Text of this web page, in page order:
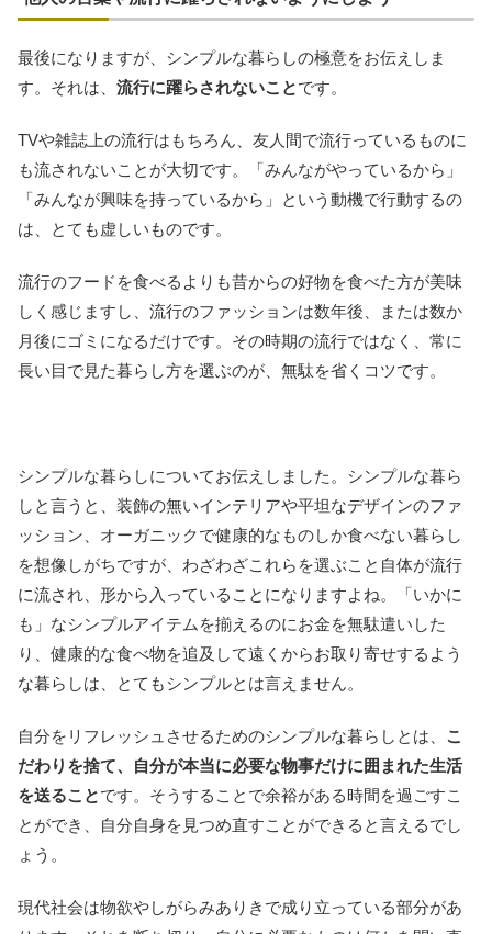
最後になりますが、シンプルな暮らしの極意をお伝えしま
す。それは、 流行に躍らされないことです。
TVや雑誌上の流行はもちろん、友人間で流行っているものに
も流されないことが大切です。「みんながやっているから」
「みんなが興味を持っているから」という動機で行動するの
は、とても虚しいものです。
流行のフードを食べるよりも昔からの好物を食べた方が美味
しく感じますし、流行のファッションは数年後、または数か
月後にゴミになるだけです。その時期の流行ではなく、常に
長い目で見た暮らし方を選ぶのが、無駄を省くコツです。
シンプルな暮らしについてお伝えしました。シンプルな暮ら
しと言うと、装飾の無いインテリアや平坦なデザインのファ
ッション、オーガニックで健康的なものしか食べない暮らし
を想像しがちですが、わざわざこれらを選ぶこと自体が流行
に流され、形から入っていることになりますよね。「いかに
も」なシンプルアイテムを揃えるのにお金を無駄遣いした
り、健康的な食べ物を追及して遠くからお取り寄せするよう
な暮らしは、とてもシンプルとは言えません。
自分をリフレッシュさせるためのシンプルな暮らしとは、 こ
だわりを捨て、自分が本当に必要な物事だけに囲まれた生活
を送ることです。そうすることで余裕がある時間を過ごすこ
とができ、自分自身を見つめ直すことができると言えるでし
ょう。
現代社会は物欲やしがらみありきで成り立っている部分があ